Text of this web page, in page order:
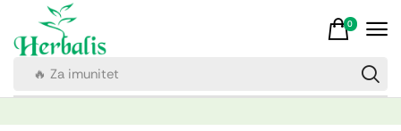
🔥 Za imunitet
0